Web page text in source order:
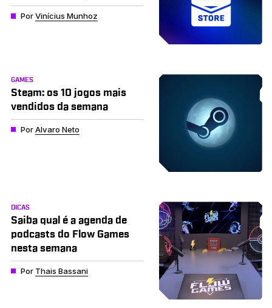
PorVinícius Munhoz
GAMES
Steam: os 10 jogos mais
vendidos da semana
PorAlvaro Neto
DICAS
Saiba qual é a agenda de
podcasts do Flow Games
nesta semana
Por Thais Bassani